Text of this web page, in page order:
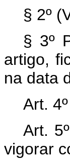
§ 2º
§ 3º
artigo,
na data
Art.
Art.
vigorar